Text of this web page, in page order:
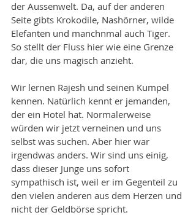
der Aussenwelt. Da, auf der anderen
Seite gibts Krokodile, Nashörner, wilde
Elefanten und manchnmal auch Tiger.
So stellt der Fluss hier wie eine Grenze
dar, die uns magisch anzieht.
Wir lernen Rajesh und seinen Kumpel
kennen. Natürlich kennt er jemanden,
der ein Hotel hat. Normalerweise
würden wir jetzt verneinen und uns
selbst was suchen. Aber hier war
irgendwas anders. Wir sind uns einig,
dass dieser Junge uns sofort
sympathisch ist, weil er im Gegenteil zu
den vielen anderen aus dem Herzen und
nicht der Geldbörse spricht.